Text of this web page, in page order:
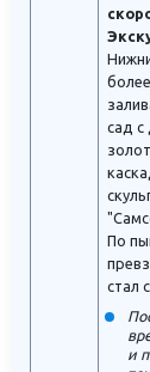
сад
По
стал
и